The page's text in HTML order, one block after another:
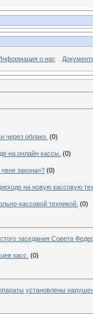
о нас
через облако. (0)
на онлайн кассы. (0)
закона»? (0)
на новую кассовую
кассовой техникой. (0)
заседания Совета
касс. (0)
установлены